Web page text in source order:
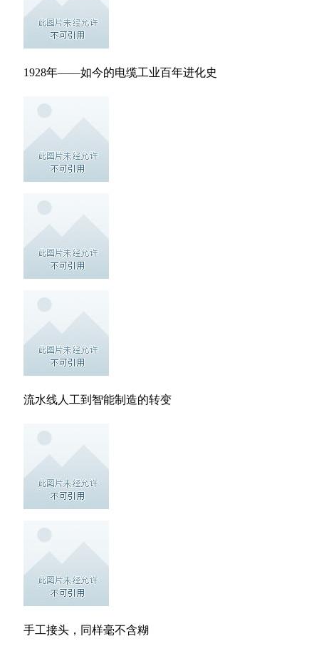
1928年——如今的电缆工业百年进化史
流水线人工到智能制造的转变
手工接头，同样毫不含糊